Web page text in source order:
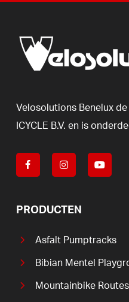
Velosolutions Benelux de
ICYCLE B.V. en is
PRODUCTEN
Asfalt Pumptracks
Bibian Mentel
Mountainbike Routes